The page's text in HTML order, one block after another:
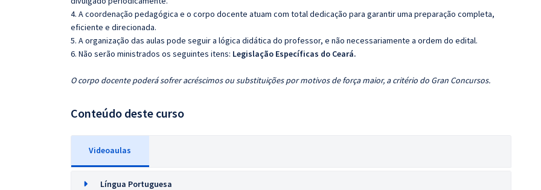
4. A coordenação pedagógica e o corpo docente atuam com total dedicação para garantir uma preparação completa,
eficiente e direcionada.
5. A organização das aulas pode seguir a lógica didática do professor, e não necessariamente a ordem do edital.
6. Não serão ministrados os seguintes itens: Legislação Específicas do Ceará.
O corpo docente poderá sofrer acréscimos ou substituições por motivos de força maior, a critério do Gran Concursos.
Conteúdo deste curso
Videoaulas
Língua Portuguesa